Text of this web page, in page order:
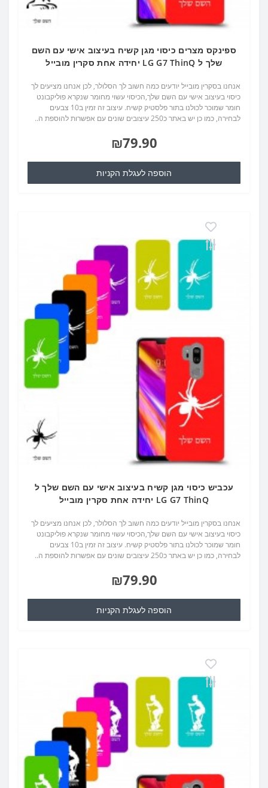
ספינקס מצרים כיסוי מגן קשיח בעיצוב אישי עם השם
שלך ל LG G7 ThinQ יחידה אחת סקרין מובייל
אנחנו בסקרין מובייל יודעים כמה חשוב לך הסלולר, לכן אנחנו מציעים לך
כיסוי בעיצוב אישי עם השם שלך,הכיסוי עשוי מחומר שנקרא פוליקבונט
חומר שמוכר לכולנו בתור פלסטיק קשיח. עיצוב זה זמין ב10 צבעים
לבחירה, כמו כן יש באתר כ250 עיצובים שונים עם אפשרות להוספת ה..
₪79.90
הוספה לעגלת הקניות
עכביש כיסוי מגן קשיח בעיצוב אישי עם השם שלך ל
LG G7 ThinQ יחידה אחת סקרין מובייל
אנחנו בסקרין מובייל יודעים כמה חשוב לך הסלולר, לכן אנחנו מציעים לך
כיסוי בעיצוב אישי עם השם שלך,הכיסוי עשוי מחומר שנקרא פוליקבונט
חומר שמוכר לכולנו בתור פלסטיק קשיח. עיצוב זה זמין ב10 צבעים
לבחירה, כמו כן יש באתר כ250 עיצובים שונים עם אפשרות להוספת ה..
₪79.90
הוספה לעגלת הקניות